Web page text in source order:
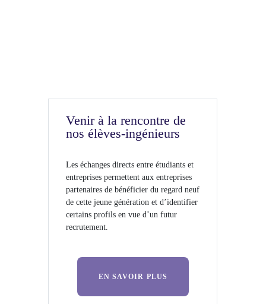
Venir à la rencontre de
nos élèves-ingénieurs
Les échanges directs entre étudiants et
entreprises permettent aux entreprises
partenaires de bénéficier du regard neuf
de cette jeune génération et d’identifier
certains profils en vue d’un futur
recrutement.
EN SAVOIR PLUS